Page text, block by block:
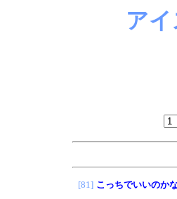
ア
[81] こっちでいいのか